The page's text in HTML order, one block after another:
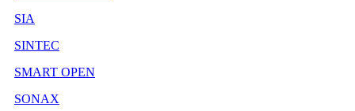
SIA
SINTEC
SMART OPEN
SONAX